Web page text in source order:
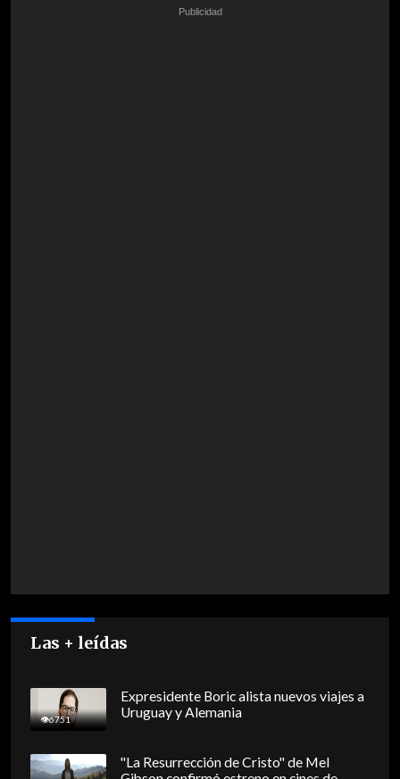
Las + leídas
6751
Expresidente Boric alista nuevos viajes a
Uruguay y Alemania
"La Resurrección de Cristo" de Mel